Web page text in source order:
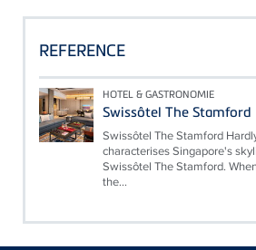
REFERENCE
HOTEL & GASTRONOMIE
Swissôtel The Stamford
Swissôtel The Stamford
characterises Singapore's
Swissôtel The Stamford.
the...